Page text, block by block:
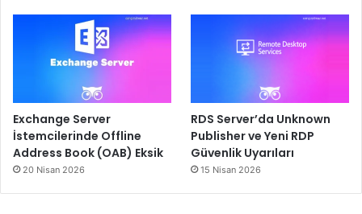
Exchange Server
İstemcilerinde Offline
Address Book (OAB) Eksik
20 Nisan 2026
RDS Server’da Unknown
Publisher ve Yeni RDP
Güvenlik Uyarıları
15 Nisan 2026